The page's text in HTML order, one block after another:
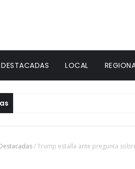
DESTACADAS LOCAL
/Trump estalla ante pregunta